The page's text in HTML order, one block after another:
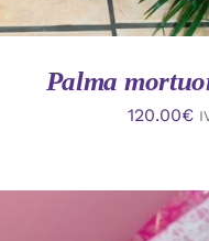
Palma
120.00€